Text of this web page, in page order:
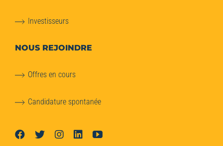
Investisseurs
NOUS REJOINDRE
Offres en cours
Candidature spontanée